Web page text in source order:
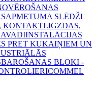
SLĒDŽI
VADIINSTALĀCIJAS
PRET KUKAIŅIEM UN
BAROŠANAS BLOKI -
COMMEL